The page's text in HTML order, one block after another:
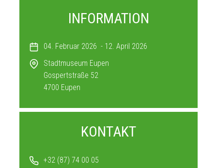
INFORMATION
04. Februar 2026 - 12. April 2026
Stadtmuseum Eupen
Gospertstraße 52
4700 Eupen
KONTAKT
+32 (87) 74 00 05